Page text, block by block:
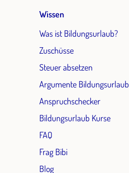
Wissen
Was ist Bildungsurlaub?
Zuschüsse
Steuer absetzen
Argumente Bildungsurlaub
Anspruchschecker
Bildungsurlaub Kurse
FAQ
Frag Bibi
Blog